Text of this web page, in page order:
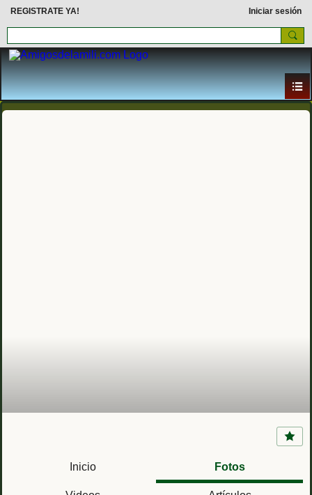
REGISTRATE YA! Iniciar sesión
Fuerte de Nuestra Señora del Rosario (LLolio,
isla de Panay. Filipinas)
Inicio Fotos